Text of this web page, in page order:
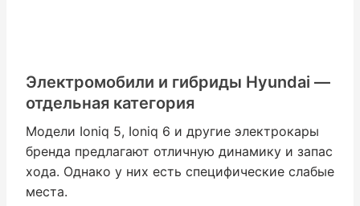
Электромобили и гибриды Hyundai —
отдельная категория
Модели Ioniq 5, Ioniq 6 и другие электрокары
бренда предлагают отличную динамику и запас
хода. Однако у них есть специфические слабые
места.